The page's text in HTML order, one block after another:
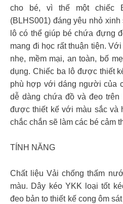
cho bé, vì thế một chiếc
(BLHS001) đáng yêu nhỏ
lô có thể giúp bé chứa đựng
mang đi học rất thuận tiện.
nhẹ, mềm mại, an toàn, bố
dụng. Chiếc ba lô được thiết
phù hợp với dáng người của
dễ dàng chứa đồ và đeo
được thiết kế với màu sắc và
chắc chắn sẽ làm các bé cảm
TÍNH NĂNG
Chất liệu Vải chống thấm
màu. Dây kéo YKK loại tốt
đeo bản to thiết kế cong ôm